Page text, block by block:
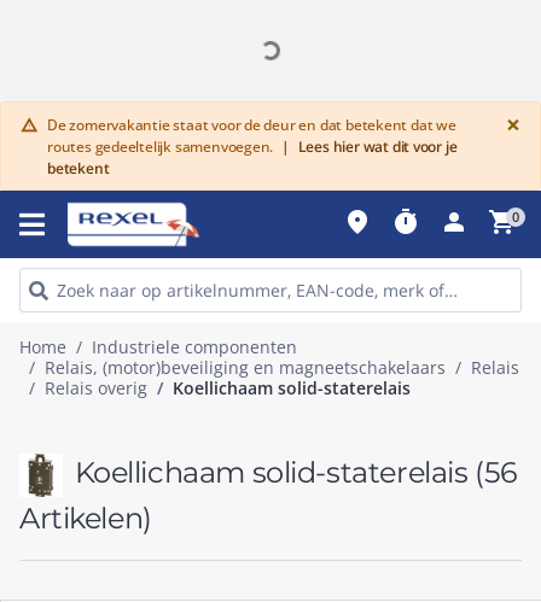
warning De zomervakantie staat voor de deur en dat betekent dat we
routes gedeeltelijk samenvoegen. |
Lees hier wat dit voor je
betekent
×
place timer person shopping_cart0
Home
Industriele componenten
Relais, (motor)beveiliging en magneetschakelaars
Relais
Relais overig
Koellichaam solid-staterelais
Koellichaam solid-staterelais (56
Artikelen)